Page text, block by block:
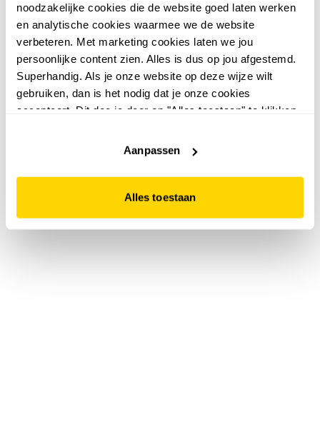
noodzakelijke cookies die de website goed laten werken
en analytische cookies waarmee we de website
verbeteren. Met marketing cookies laten we jou
persoonlijke content zien. Alles is dus op jou afgestemd.
Superhandig. Als je onze website op deze wijze wilt
gebruiken, dan is het nodig dat je onze cookies
accepteert. Dit doe je door op "Alles toestaan" te klikken.
website niet optimaal functioneert.
Aanpassen
Alles toestaan